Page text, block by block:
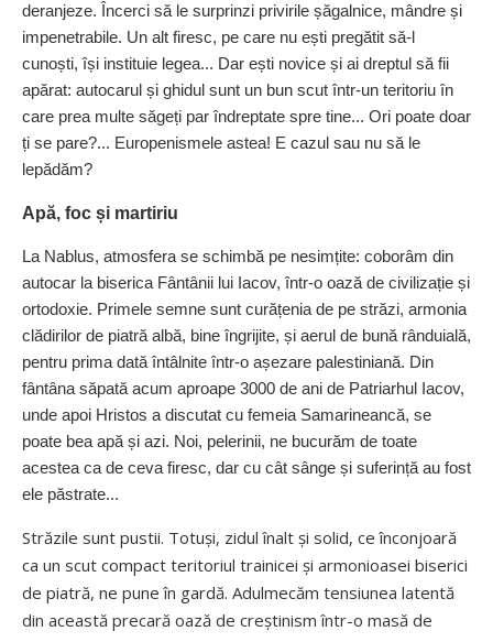
deranjeze. Încerci să le surprinzi privirile șăgalnice, mândre și
impenetrabile. Un alt firesc, pe care nu ești pregătit să-l
cunoști, își instituie legea... Dar ești novice și ai dreptul să fii
apărat: autocarul și ghidul sunt un bun scut într-un teritoriu în
care prea multe săgeți par îndreptate spre tine... Ori poate doar
ți se pare?... Europenismele astea! E cazul sau nu să le
lepădăm?
Apă, foc și martiriu
La Nablus, atmosfera se schimbă pe nesimțite: coborâm din
autocar la biserica Fântânii lui Iacov, într-o oază de civilizație și
ortodoxie. Primele semne sunt curățenia de pe străzi, armonia
clădirilor de piatră albă, bine îngrijite, și aerul de bună rânduială,
pentru prima dată întâlnite într-o așezare palestiniană. Din
fântâna săpată acum aproape 3000 de ani de Patriarhul Iacov,
unde apoi Hristos a discutat cu femeia Samarineancă, se
poate bea apă și azi. Noi, pelerinii, ne bucurăm de toate
acestea ca de ceva firesc, dar cu cât sânge și sufe­rință au fost
ele păstrate...
Străzile sunt pustii. Totuși, zidul înalt și solid, ce înconjoară
ca un scut compact teritoriul trainicei și armonioasei biserici
de piatră, ne pune în gardă. Adulmecăm tensiunea latentă
din această precară oază de creștinism într-o masă de